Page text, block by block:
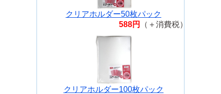
クリアホルダー50枚パック
588円
（＋消費税）
クリアホルダー100枚パック